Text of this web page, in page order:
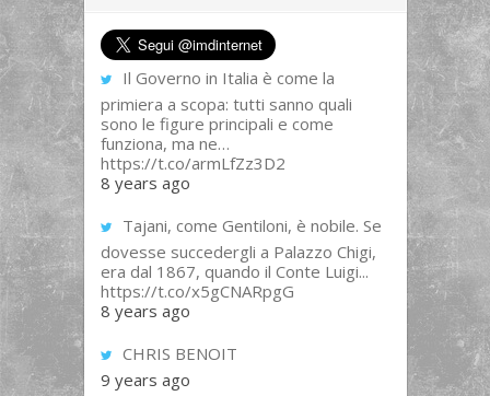
Il Governo in Italia è come la
primiera a scopa: tutti sanno quali
sono le figure principali e come
funziona, ma ne…
https://t.co/armLfZz3D2
8 years ago
Tajani, come Gentiloni, è nobile. Se
dovesse succedergli a Palazzo Chigi,
era dal 1867, quando il Conte Luigi...
https://t.co/x5gCNARpgG
8 years ago
CHRIS BENOIT
9 years ago